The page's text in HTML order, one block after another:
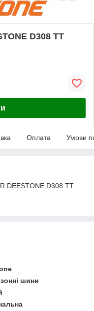
D308 TT
Оплата Умови
DEESTONE D308 TT
шини